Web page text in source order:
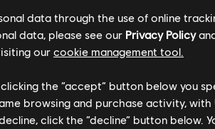
data through the use of online
data, please see our Privacy Policy
our cookie management tool.
the “accept” button below you
browsing and purchase activity,
click the “decline” button below.